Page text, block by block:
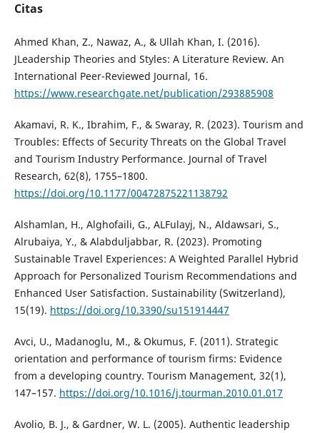
Citas
Ahmed Khan, Z., Nawaz, A., & Ullah Khan, I. (2016).
JLeadership Theories and Styles: A Literature Review. An
International Peer-Reviewed Journal, 16.
https://www.researchgate.net/publication/293885908
Akamavi, R. K., Ibrahim, F., & Swaray, R. (2023). Tourism and
Troubles: Effects of Security Threats on the Global Travel
and Tourism Industry Performance. Journal of Travel
Research, 62(8), 1755–1800.
https://doi.org/10.1177/00472875221138792
Alshamlan, H., Alghofaili, G., ALFulayj, N., Aldawsari, S.,
Alrubaiya, Y., & Alabduljabbar, R. (2023). Promoting
Sustainable Travel Experiences: A Weighted Parallel Hybrid
Approach for Personalized Tourism Recommendations and
Enhanced User Satisfaction. Sustainability (Switzerland),
15(19). https://doi.org/10.3390/su151914447
Avci, U., Madanoglu, M., & Okumus, F. (2011). Strategic
orientation and performance of tourism firms: Evidence
from a developing country. Tourism Management, 32(1),
147–157. https://doi.org/10.1016/j.tourman.2010.01.017
Avolio, B. J., & Gardner, W. L. (2005). Authentic leadership